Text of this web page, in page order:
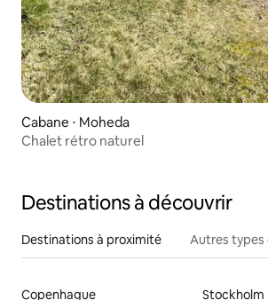
Cabane ⋅ Moheda
Chalet rétro naturel
Destinations à découvrir
Destinations à proximité Autres types
Copenhague Stockholm